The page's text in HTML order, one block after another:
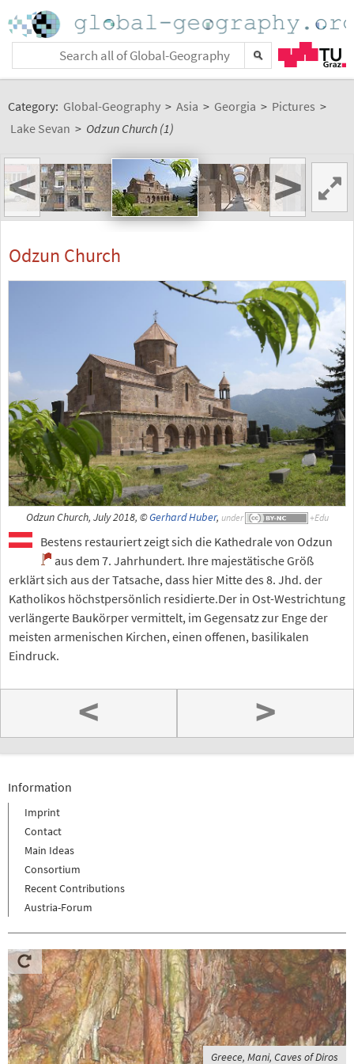
Category: Global-Geography > Asia > Georgia > Pictures >
Lake Sevan > Odzun Church (1)
< >
Odzun Church
Odzun Church, July 2018, ©Gerhard Huber, under
Bestens restauriert zeigt sich die Kathedrale von Odzun
aus dem 7. Jahrhundert. Ihre majestätische Größ
erklärt sich aus der Tatsache, dass hier Mitte des 8. Jhd. der
Katholikos höchstpersönlich residierte.Der in Ost-Westrichtung
verlängerte Baukörper vermittelt, im Gegensatz zur Enge der
meisten armenischen Kirchen, einen offenen, basilikalen
Eindruck.
< >
Information
Imprint
Contact
Main Ideas
Consortium
Recent Contributions
Austria-Forum
Greece, Mani, Caves of Diros